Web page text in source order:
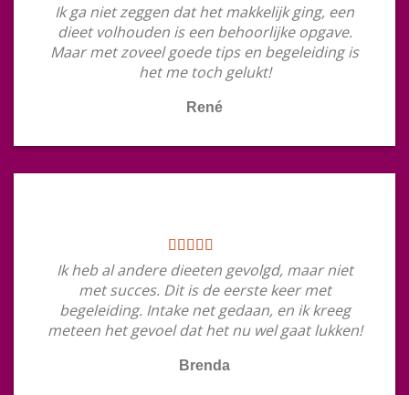
Ik ga niet zeggen dat het makkelijk ging, een
dieet volhouden is een behoorlijke opgave.
Maar met zoveel goede tips en begeleiding is
het me toch gelukt!
René
Ik heb al andere dieeten gevolgd, maar niet
met succes. Dit is de eerste keer met
begeleiding. Intake net gedaan, en ik kreeg
meteen het gevoel dat het nu wel gaat lukken!
Brenda